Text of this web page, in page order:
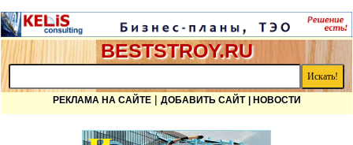
BESTSTROY.RU
РЕКЛАМА НА САЙТЕ| ДОБАВИТЬ САЙТ | НОВОСТИ